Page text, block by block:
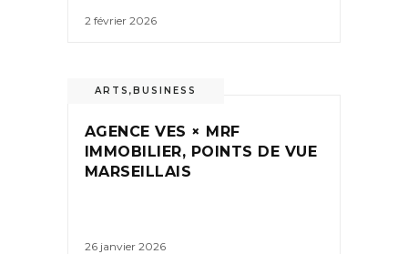
2 février 2026
ARTS , BUSINESS
AGENCE VES × MRF
IMMOBILIER, POINTS DE VUE
MARSEILLAIS
26 janvier 2026